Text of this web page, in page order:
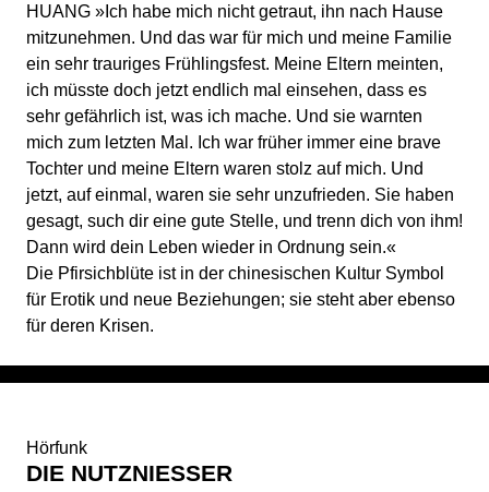
HUANG »Ich habe mich nicht getraut, ihn nach Hause
mitzunehmen. Und das war für mich und meine Familie
ein sehr trauriges Frühlingsfest. Meine Eltern meinten,
ich müsste doch jetzt endlich mal einsehen, dass es
sehr gefährlich ist, was ich mache. Und sie warnten
mich zum letzten Mal. Ich war früher immer eine brave
Tochter und meine Eltern waren stolz auf mich. Und
jetzt, auf einmal, waren sie sehr unzufrieden. Sie haben
gesagt, such dir eine gute Stelle, und trenn dich von ihm!
Dann wird dein Leben wieder in Ordnung sein.«
Die Pfirsichblüte ist in der chinesischen Kultur Symbol
für Erotik und neue Beziehungen; sie steht aber ebenso
für deren Krisen.
Hörfunk
DIE NUTZNIESSER